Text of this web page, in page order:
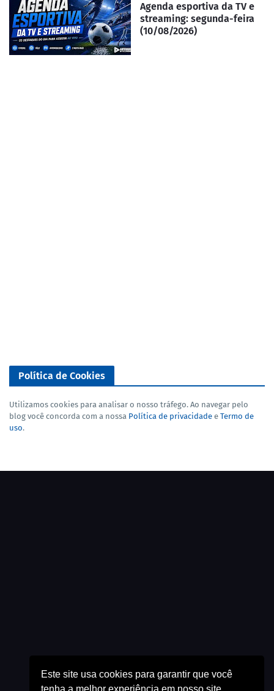
Este site usa cookies para garantir que você
tenha a melhor experiência em nosso site.
Agenda esportiva da TV e
streaming: segunda-feira
(10/08/2026)
Política de Cookies
Utilizamos cookies para analisar o nosso tráfego. Ao navegar pelo
blog você concorda com a nossa Política de privacidade e Termo de
uso.